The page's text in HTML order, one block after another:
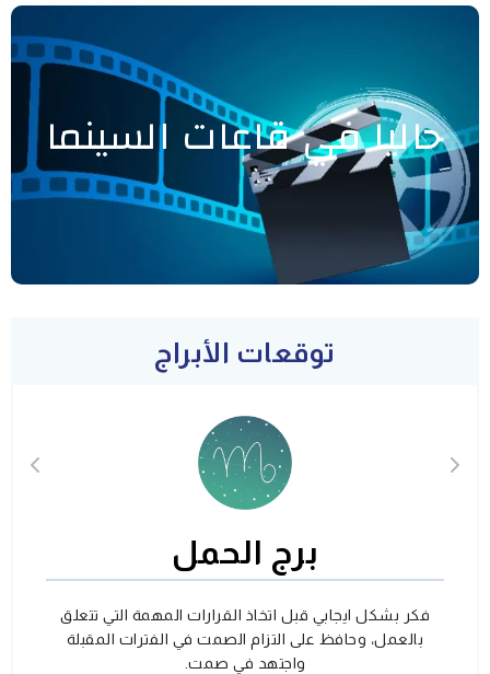
حاليا في قاعات السينما
توقعات الأبراج
برج الحمل
فكر بشكل ايجابي قبل اتخاذ القرارات المهمة التي تتعلق
بالعمل، وحافظ على التزام الصمت في الفترات المقبلة
واجتهد في صمت.